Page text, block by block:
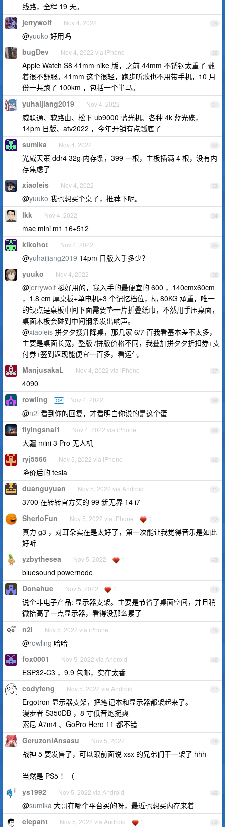
线路，全程 19 天。
29
jerrywolf Nov 4, 2022
@yuuko 好用吗
30
bugDev Nov 4, 2022 via iPhone
Apple Watch S8 41mm nike 版，之前 44mm 不锈钢太重了 戴
着很不舒服。41mm 这个很轻，跑步听歌也不用带手机，10 月
份一共跑了 100km ，包括一个半马。
31
yuhaijiang2019 Nov 4, 2022
威联通、软路由、松下 ub9000 蓝光机、各种 4k 蓝光碟，
14pm 日版、atv2022 ，今年开销有点瓢底了
32
sumika Nov 4, 2022
光威天策 ddr4 32g 内存条，399 一根，主板插满 4 根，没有内
存焦虑了
33
xiaoleis Nov 4, 2022
@yuuko 我也想买个桌子，推荐下呢。
34
lkk Nov 4, 2022
mac mini m1 16+512
35
kikohot Nov 4, 2022
@yuhaijiang2019 14pm 日版入手多少？
36
yuuko Nov 4, 2022
@jerrywolf 挺好用的，我入手的最便宜的 600 ，140cmx60cm
，1.8 cm 厚桌板+单电机+3 个记忆档位，标 80KG 承重，唯一
的缺点是桌板中间下面需要垫一片折叠纸巾，不然用手压桌面，
桌面木板会碰到中间钢条发出响声。
@xiaoleis 拼夕夕搜升降桌，那几家 6/7 百我看基本差不太多，
主要是桌面长宽，整版 /拼版价格不同，我叠加拼夕夕折扣券+支
付券+签到返现能便宜一百多，看运气
37
ManjusakaL Nov 4, 2022 via iPhone
4090
38
rowling OP Nov 4, 2022
@n2l 看到你的回复，才看明白你说的是这个蛋
39
flyingsnai1 Nov 4, 2022 via iPhone
大疆 mini 3 Pro 无人机
40
ryj5566 Nov 5, 2022 via iPhone
降价后的 tesla
41
duanguyuan Nov 5, 2022 via Android
3700 在转转官方买的 99 新无界 14 i7
42
SherloFun Nov 5, 2022 via iPhone 1
真力 g3 ，对耳朵实在是太好了，第一次能让我觉得音乐是如此
好听
43
yzbythesea Nov 5, 2022 1
bluesound powernode
44
Donahue Nov 5, 2022 1
说个非电子产品: 显示器支架。主要是节省了桌面空间，并且稍
微抬高了一点显示器，看得没那么累了
45
n2l Nov 5, 2022 via iPhone
@rowling 哈哈
46
fox0001 Nov 5, 2022 via Android
ESP32-C3 ，9.9 包邮，实在太香
47
codyfeng Nov 5, 2022 via Android
Ergotron 显示器支架，把笔记本和显示器都架起来了。
漫步者 S350DB ，8 寸低音炮挺爽
索尼 A7m4 、GoPro Hero 11 都不错
48
GeruzoniAnsasu Nov 5, 2022
战神 5 要发售了，可以跟前面说 xsx 的兄弟们干一架了 hhh
当然是 PS5 ！（
49
ys1992 Nov 5, 2022 via Android
@sumika 大哥在哪个平台买的呀，最近也想买内存来着
50
elepant Nov 5, 2022 via Android 1